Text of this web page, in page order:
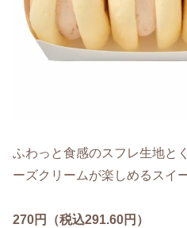
ふわっと食感のスフレ生地と
ーズクリームが楽しめるスイ
270円（税込291.60円）